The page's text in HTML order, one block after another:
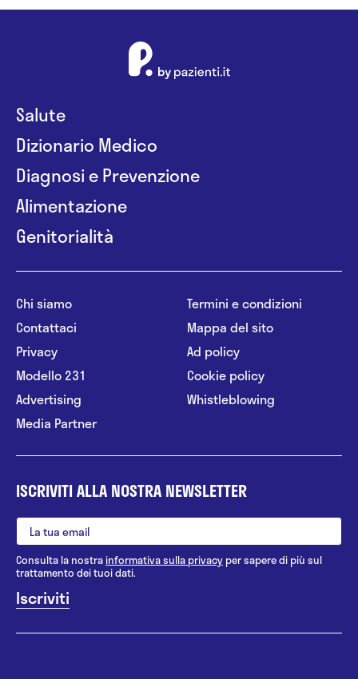
Salute
Dizionario Medico
Diagnosi e Prevenzione
Alimentazione
Genitorialità
Chi siamo
Contattaci
Privacy
Modello 231
Advertising
Media Partner
Termini e condizioni
Mappa del sito
Ad policy
Cookie policy
Whistleblowing
ISCRIVITI ALLA NOSTRA NEWSLETTER
Consulta la nostrainformativa sulla privacy per sapere di più sul
trattamento dei tuoi dati.